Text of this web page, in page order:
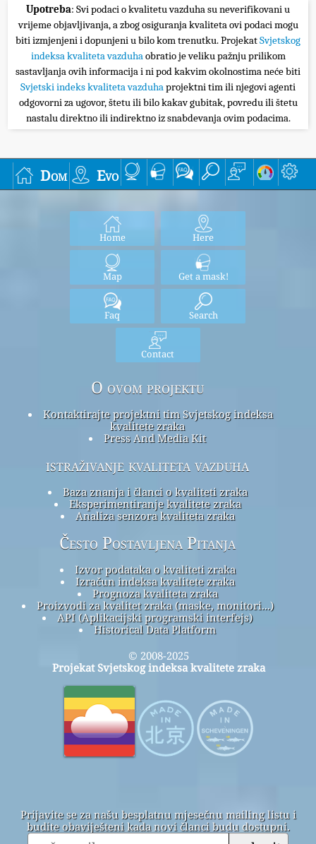
Upotreba: Svi podaci o kvalitetu vazduha su neverifikovani u
vrijeme objavljivanja, a zbog osiguranja kvaliteta ovi podaci mogu
biti izmjenjeni i dopunjeni u bilo kom trenutku. ProjekatSvjetskog
indeksa kvaliteta vazduhaobratio je veliku pažnju prilikom
sastavljanja ovih informacija i ni pod kakvim okolnostima neće biti
Svjetski indeks kvaliteta vazduhaprojektni tim ili njegovi agenti
odgovorni za ugovor, štetu ili bilo kakav gubitak, povredu ili štetu
nastalu direktno ili indirektno iz snabdevanja ovim podacima.
Dom Evo
Home Here
Map Get a mask!
Faq Search
Contact
O ovom projektu
Kontaktirajte projektni tim Svjetskog indeksa
kvalitete zraka
Press And Media Kit
istraživanje kvaliteta vazduha
Baza znanja i članci o kvaliteti zraka
Eksperimentiranje kvalitete zraka
Analiza senzora kvaliteta zraka
Često Postavljena Pitanja
Izvor podataka o kvaliteti zraka
Izračun indeksa kvalitete zraka
Prognoza kvaliteta zraka
Proizvodi za kvalitet zraka (maske, monitori...)
API (Aplikacijski programski interfejs)
Historical Data Platform
© 2008-2025
Projekat Svjetskog indeksa kvalitete zraka
Prijavite se za našu besplatnu mjesečnu mailing listu i
budite obaviješteni kada novi članci budu dostupni.